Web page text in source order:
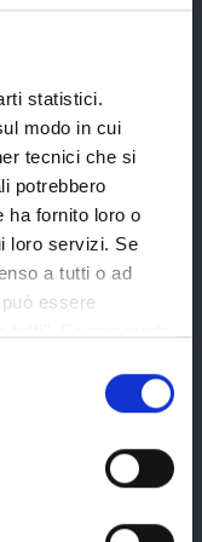
statistici.
modo in cui
tecnici che si
potrebbero
ha fornito loro o
loro servizi. Se
a tutti o ad
essere
Emilia